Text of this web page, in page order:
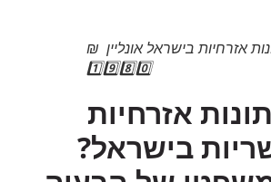
אזרחיות בישראל אונליין ₪
1️⃣9️⃣8️⃣0️⃣
אזרחיות
בישראל?